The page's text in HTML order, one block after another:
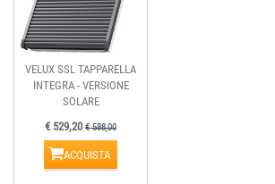
VELUX SSL TAPPARELLA
INTEGRA - VERSIONE
SOLARE
€ 529,20€ 588,00
ACQUISTA